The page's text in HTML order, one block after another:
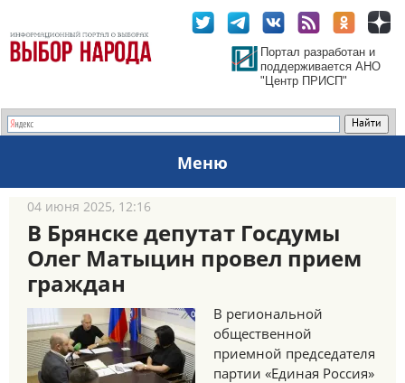
Портал разработан и
поддерживается АНО
"Центр ПРИСП"
Меню
04 июня 2025, 12:16
В Брянске депутат Госдумы
Олег Матыцин провел прием
граждан
В региональной
общественной
приемной председателя
партии «Единая Россия»